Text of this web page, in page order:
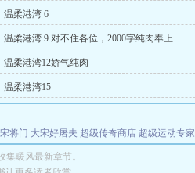
温柔港湾 6
温柔港湾 9 对不住各位，2000字纯肉奉上
温柔港湾12娇气纯肉
温柔港湾15
将门 大宋好屠夫 超级传奇商店 超级运动专家
群 某美漫的特工
集暖风最新章节。